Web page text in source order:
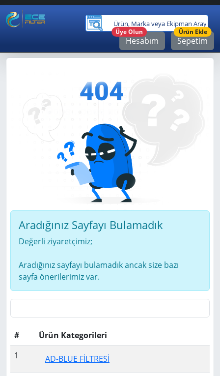
Hesabım
Üye Olun
Sepetim
Ürün Ekle
Aradığınız Sayfayı Bulamadık
Değerli ziyaretçimiz;
Aradığınız sayfayı bulamadık ancak size bazı
sayfa önerilerimiz var.
#
Ürün Kategorileri
1
AD-BLUE FİLTRESİ